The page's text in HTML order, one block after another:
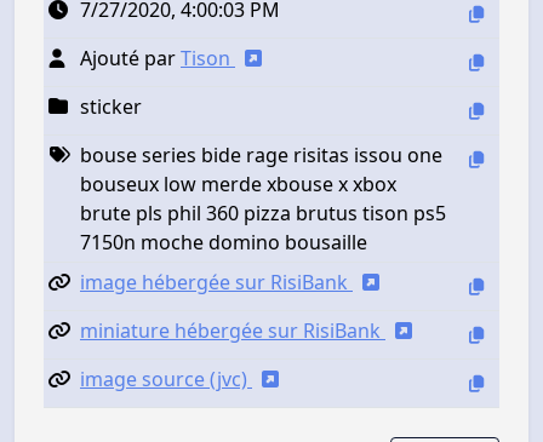
7/27/2020, 4:00:03 PM
Ajouté parTison
sticker
bouse series bide rage risitas issou one
bouseux low merde xbouse x xbox
brute pls phil 360 pizza brutus tison ps5
7150n moche domino bousaille
image hébergée sur RisiBank
miniature hébergée sur RisiBank
image source (jvc)